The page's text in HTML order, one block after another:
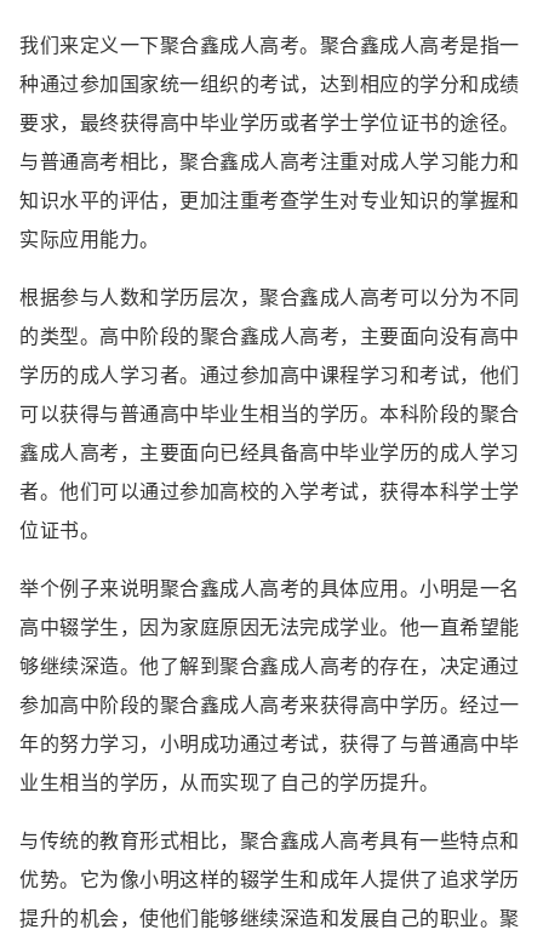
我们来定义一下聚合鑫成人高考。聚合鑫成人高考是指一
种通过参加国家统一组织的考试，达到相应的学分和成绩
要求，最终获得高中毕业学历或者学士学位证书的途径。
与普通高考相比，聚合鑫成人高考注重对成人学习能力和
知识水平的评估，更加注重考查学生对专业知识的掌握和
实际应用能力。
根据参与人数和学历层次，聚合鑫成人高考可以分为不同
的类型。高中阶段的聚合鑫成人高考，主要面向没有高中
学历的成人学习者。通过参加高中课程学习和考试，他们
可以获得与普通高中毕业生相当的学历。本科阶段的聚合
鑫成人高考，主要面向已经具备高中毕业学历的成人学习
者。他们可以通过参加高校的入学考试，获得本科学士学
位证书。
举个例子来说明聚合鑫成人高考的具体应用。小明是一名
高中辍学生，因为家庭原因无法完成学业。他一直希望能
够继续深造。他了解到聚合鑫成人高考的存在，决定通过
参加高中阶段的聚合鑫成人高考来获得高中学历。经过一
年的努力学习，小明成功通过考试，获得了与普通高中毕
业生相当的学历，从而实现了自己的学历提升。
与传统的教育形式相比，聚合鑫成人高考具有一些特点和
优势。它为像小明这样的辍学生和成年人提供了追求学历
提升的机会，使他们能够继续深造和发展自己的职业。聚